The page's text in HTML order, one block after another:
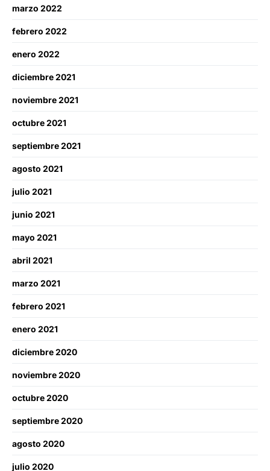
marzo 2022
febrero 2022
enero 2022
diciembre 2021
noviembre 2021
octubre 2021
septiembre 2021
agosto 2021
julio 2021
junio 2021
mayo 2021
abril 2021
marzo 2021
febrero 2021
enero 2021
diciembre 2020
noviembre 2020
octubre 2020
septiembre 2020
agosto 2020
julio 2020